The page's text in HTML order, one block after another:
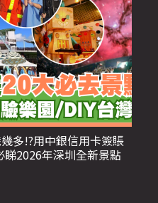
多!?用中銀信用卡簽賬
2026年深圳全新景點